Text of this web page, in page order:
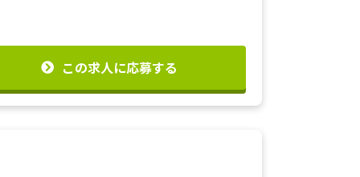
この求人に応募する